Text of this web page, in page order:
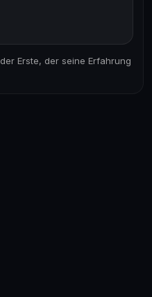
Erste, der seine Erfahrung